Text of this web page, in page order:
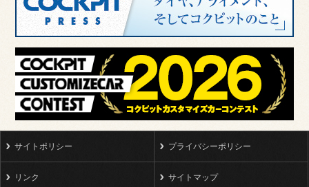
サイトポリシー プライバシーポリシー
リンク サイトマップ